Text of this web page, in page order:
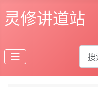
灵修讲道站
搜索